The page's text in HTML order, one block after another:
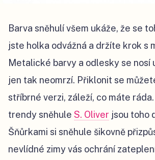
Barva sněhulí všem ukáže, že se
jste holka odvážná a držíte krok s
Metalické barvy a odlesky se nosí
jen tak neomrzí. Přiklonit se
stříbrné verzi, záleží, co máte
trendy sněhule S. Oliver jsou toho
Šňůrkami si sněhule šikovně
nevlídné zimy vás ochrání